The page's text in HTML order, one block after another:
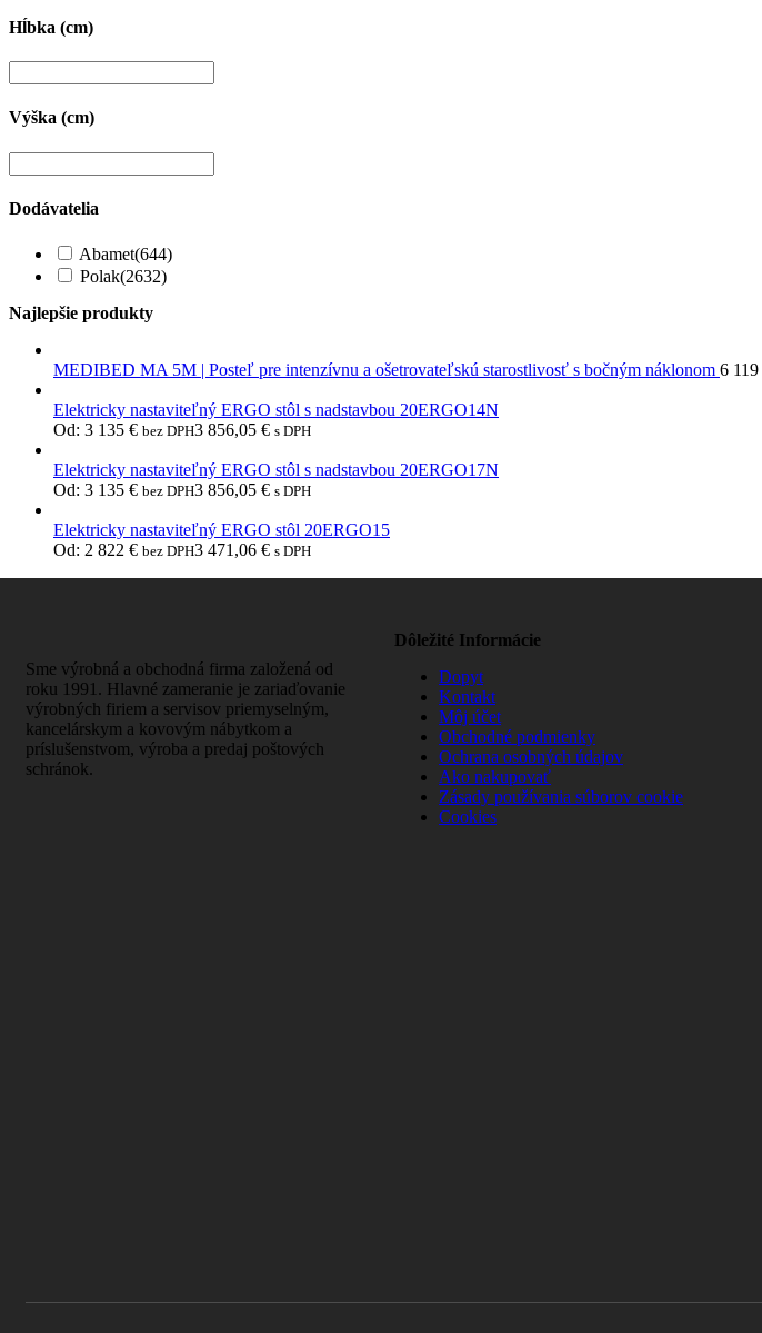
Hĺbka (cm)
Výška (cm)
Dodávatelia
Abamet(644)
Polak(2632)
Najlepšie produkty
MEDIBED MA 5M | Posteľ pre intenzívnu a ošetrovateľskú starostlivosť s bočným náklonom 6 119
Elektricky nastaviteľný ERGO stôl s nadstavbou 20ERGO14N
Od: 3 135 € bez DPH3 856,05 € s DPH
Elektricky nastaviteľný ERGO stôl s nadstavbou 20ERGO17N
Od: 3 135 € bez DPH3 856,05 € s DPH
Elektricky nastaviteľný ERGO stôl 20ERGO15
Od: 2 822 € bez DPH3 471,06 € s DPH
Sme výrobná a obchodná firma založená od
roku 1991. Hlavné zameranie je zariaďovanie
výrobných firiem a servisov priemyselným,
kancelárskym a kovovým nábytkom a
príslušenstvom, výroba a predaj poštových
schránok.
Dôležité Informácie
Dopyt
Kontakt
Môj účet
Obchodné podmienky
Ochrana osobných údajov
Ako nakupovať
Zásady používania súborov cookie
Cookies